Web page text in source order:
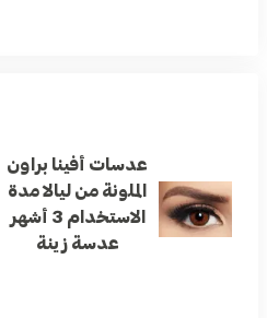
عدسات أفينا براون
الملونة من ليالا مدة
الاستخدام 3 أشهر
عدسة زينة